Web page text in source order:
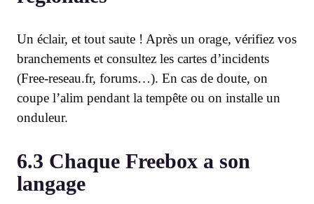
Un éclair, et tout saute ! Après un orage, vérifiez vos
branchements et consultez les cartes d’incidents
(Free-reseau.fr, forums…). En cas de doute, on
coupe l’alim pendant la tempête ou on installe un
onduleur.
6.3 Chaque Freebox a son
langage